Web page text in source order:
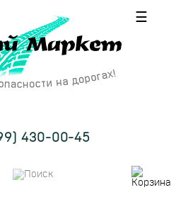
☰
430-00-45